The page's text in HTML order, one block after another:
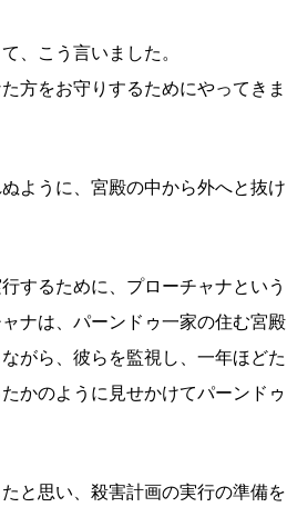
、こう言いました。
方をお守りするためにやってきま
ように、宮殿の中から外へと抜け
するために、プローチャナという
ナは、パーンドゥ一家の住む宮殿
がら、彼らを監視し、一年ほどた
かのように見せかけてパーンドゥ
と思い、殺害計画の実行の準備を